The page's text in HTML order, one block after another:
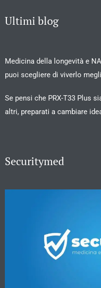
Ultimi blog
Medicina della longevità e
puoi scegliere di viverlo
Se pensi che PRX-T33 Plus
altri, preparati a cambiare
Securitymed